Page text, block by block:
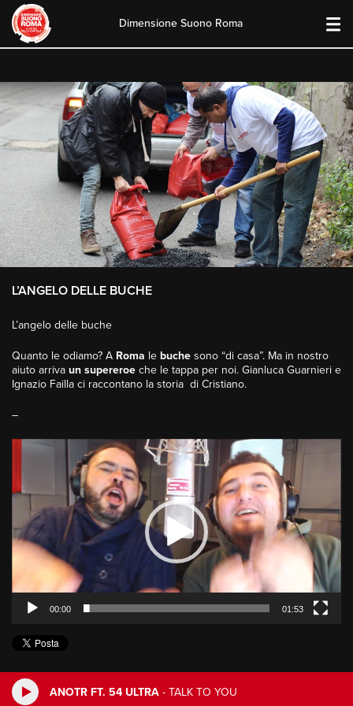
ANOTR FT. 54 ULTRA - TALK TO YOU
content
Dimensione Suono Roma
L’ANGELO DELLE BUCHE
L’angelo delle buche
Quanto le odiamo? A Roma le buche sono “di casa”. Ma in nostro
aiuto arriva un supereroe che le tappa per noi. Gianluca Guarnieri e
Ignazio Failla ci raccontano la storia di Cristiano.
–
00:00 01:53